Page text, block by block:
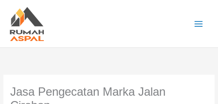
konten
Jasa Pengecatan Marka Jalan